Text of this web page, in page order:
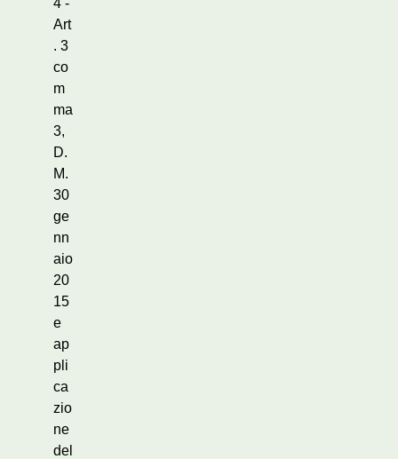
4 -
Art
. 3
co
m
ma
3,
D.
M.
30
ge
nn
aio
20
15
e
ap
pli
ca
zio
ne
del